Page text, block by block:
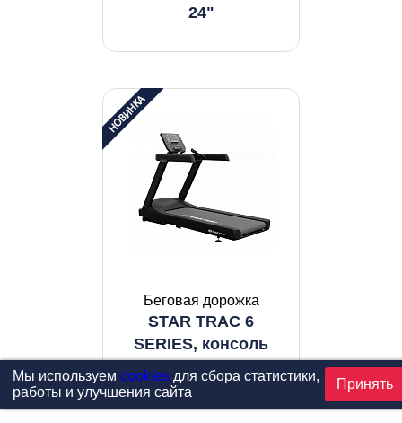
24"
Беговая дорожка
STAR TRAC 6
SERIES, консоль
LCD
Мы используем cookiesдля сбора статистики,
работы и улучшения сайта
Принять